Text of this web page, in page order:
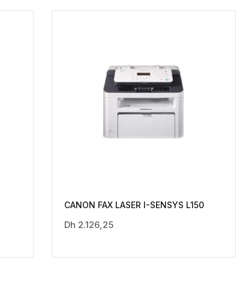
CANON FAX LASER I-SENSYS L150
Dh 2.126,25